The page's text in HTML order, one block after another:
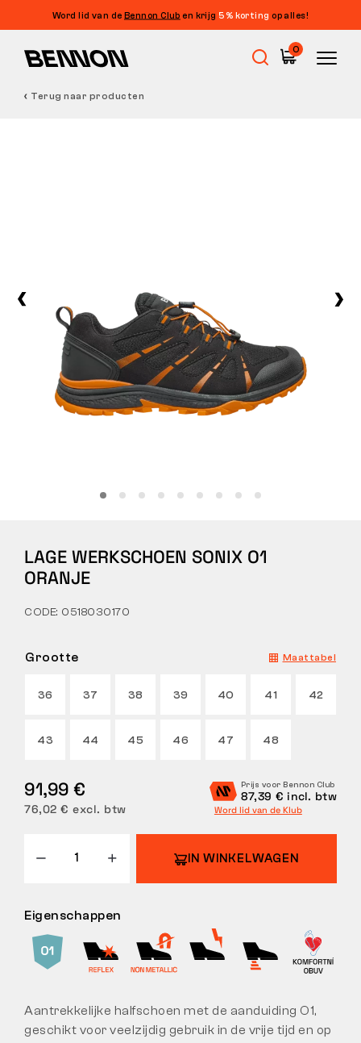
Word lid van de Bennon Club en krijg 5% korting op alles!
0
Vrijetijdsschoenen
Tactical
OVER ONS
RETOUREN
Terug naar producten
LAGE WERKSCHOEN SONIX O1
ORANJE
CODE: 0518030170
Grootte Maattabel
36 37 38 39 40 41 42
43 44 45 46 47 48
91,99 €
76,02 € excl. btw
Prijs voor Bennon Club
87,39 € incl. btw
Word lid van de Klub
IN WINKELWAGEN
Eigenschappen
Aantrekkelijke halfschoen met de aanduiding O1,
geschikt voor veelzijdig gebruik in de vrije tijd en op